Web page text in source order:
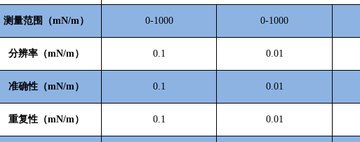
测量范围（mN/m） 0-1000 0-1000
分辨率（mN/m） 0.1 0.01
准确性（mN/m） 0.1 0.01
重复性（mN/m） 0.1 0.01